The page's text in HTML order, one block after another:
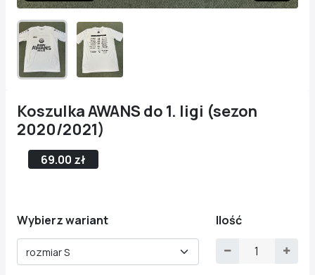
Koszulka AWANS do 1. ligi (sezon
2020/2021)
69.00 zł
Wybierz wariant
rozmiar S
Ilość